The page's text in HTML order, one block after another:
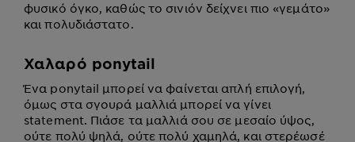
φυσικό όγκο, καθώς το σινιόν δείχνει πιο «γεμάτο»
και πολυδιάστατο.
Χαλαρό ponytail
Ένα ponytail μπορεί να φαίνεται απλή επιλογή,
όμως στα σγουρά μαλλιά μπορεί να γίνει
statement. Πιάσε τα μαλλιά σου σε μεσαίο ύψος,
ούτε πολύ ψηλά, ούτε πολύ χαμηλά, και στερέωσέ